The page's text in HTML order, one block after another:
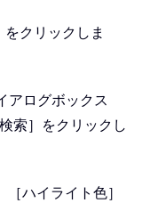
クリックしま
アログボックス
索］をクリックし
ハイライト色］